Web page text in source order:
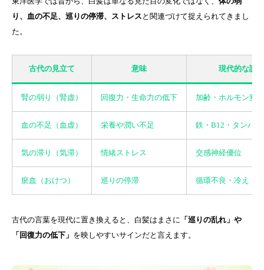
り、血の不足、巡りの停滞、ストレス と関連づけて捉えられてきまし
た。
古代の見立て 意味 現代的な読
腎の弱り（腎虚） 回復力・生命力の低下 加齢・ホルモン変
血の不足（血虚） 栄養や潤い不足 鉄・B12・タンパ
気の滞り（気滞） 情緒ストレス 交感神経優位
瘀血（おけつ） 巡りの停滞 循環不良・冷え
古代の言葉を現代に置き換えると、白髪はまさに 「巡りの乱れ」や
「回復力の低下」 を映しやすいサインだと言えます。